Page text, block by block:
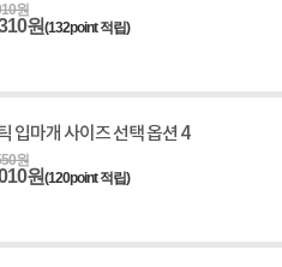
원
원(132point 적립)
입마개 사이즈 선택 옵션 4
원
원(120point 적립)